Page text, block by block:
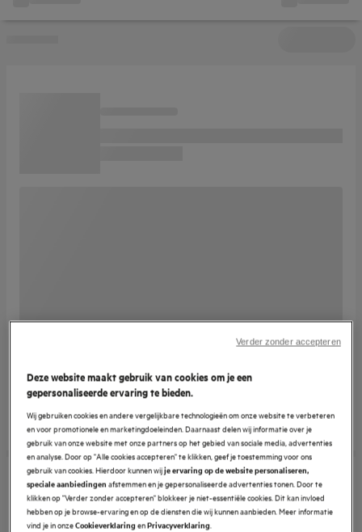
Deze website maakt gebruik van cookies om je een
gepersonaliseerde ervaring te bieden.
Wij gebruiken cookies en andere vergelijkbare technologieën om onze website te verbeteren
en voor promotionele en marketingdoeleinden. Daarnaast delen wij informatie over je
gebruik van onze website met onze partners op het gebied van sociale media, advertenties
en analyse. Door op "Alle cookies accepteren" te klikken, geef je toestemming voor ons
gebruik van cookies. Hierdoor kunnen wijje ervaring op de website personaliseren,
speciale aanbiedingen afstemmen en je gepersonaliseerde advertenties tonen. Door te
klikken op "Verder zonder accepteren" blokkeer je niet-essentiële cookies. Dit kan invloed
hebben op je browse-ervaring en op de diensten die wij kunnen aanbieden. Meer informatie
vind je in onzeCookieverklaringenPrivacyverklaring.
Verder zonder accepteren